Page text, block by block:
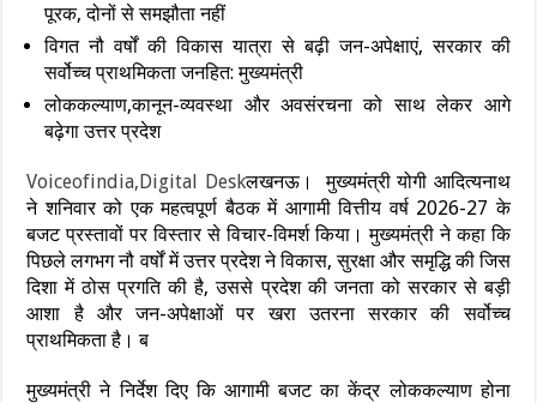
पूरक, दोनों से समझौता नहीं
विगत नौ वर्षों की विकास यात्रा से बढ़ी जन-अपेक्षाएं, सरकार की
सर्वोच्च प्राथमिकता जनहित: मुख्यमंत्री
लोककल्याण,कानून-व्यवस्था और अवसंरचना को साथ लेकर आगे
बढ़ेगा उत्तर प्रदेश
Voiceofindia,Digital Deskलखनऊ। मुख्यमंत्री योगी आदित्यनाथ
ने शनिवार को एक महत्वपूर्ण बैठक में आगामी वित्तीय वर्ष 2026-27 के
बजट प्रस्तावों पर विस्तार से विचार-विमर्श किया। मुख्यमंत्री ने कहा कि
पिछले लगभग नौ वर्षों में उत्तर प्रदेश ने विकास, सुरक्षा और समृद्धि की जिस
दिशा में ठोस प्रगति की है, उससे प्रदेश की जनता को सरकार से बड़ी
आशा है और जन-अपेक्षाओं पर खरा उतरना सरकार की सर्वोच्च
प्राथमिकता है। ब
मुख्यमंत्री ने निर्देश दिए कि आगामी बजट का केंद्र लोककल्याण होना